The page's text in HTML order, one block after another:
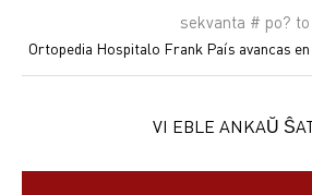
sekvanta # po? to
Ortopedia Hospitalo Frank País avancas
VI EBLE ANKAŬ